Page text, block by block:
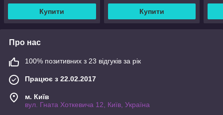
Купити Купити
Про нас
100% позитивних з 23 відгуків за рік
Працює з 22.02.2017
м. Київ
вул. Гната Хоткевича 12, Київ, Україна